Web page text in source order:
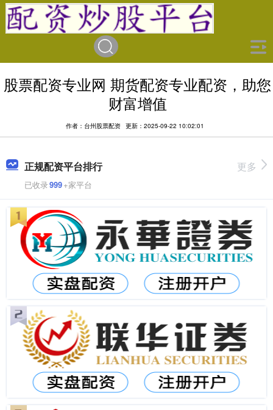
股票配资专业网 期货配资专业配资，助您
财富增值
作者：台州股票配资 更新：2025-09-22 10:02:01
正规配资平台排行
已收录999+家平台
更多